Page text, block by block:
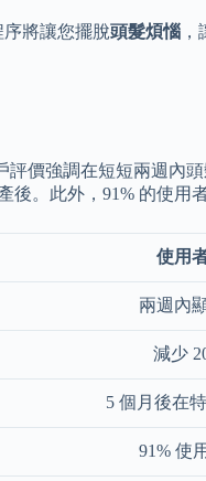
將讓您擺脫頭髮煩惱
評價強調在短短兩週
。此外，91% 的使用
使用
兩週內
減少
5 個月後在
91% 使